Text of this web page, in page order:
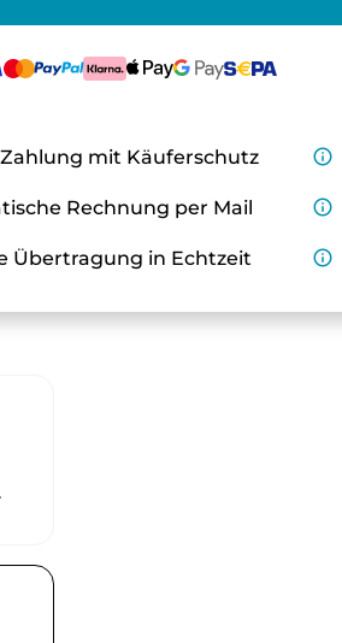
mit Käuferschutz info_outline
Rechnung per Mail info_outline
Übertragung in Echtzeit info_outline